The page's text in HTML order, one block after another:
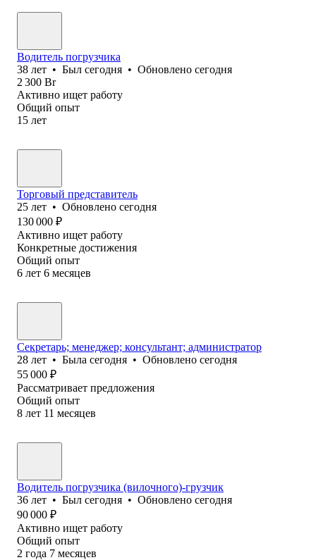
Водитель погрузчика
38 лет • Был сегодня • Обновлено сегодня
2 300 Br
Активно ищет работу
Общий опыт
15 лет
Торговый представитель
25 лет • Обновлено сегодня
130 000 ₽
Активно ищет работу
Конкретные достижения
Общий опыт
6 лет 6 месяцев
Секретарь; менеджер; консультант; администратор
28 лет • Была сегодня • Обновлено сегодня
55 000 ₽
Рассматривает предложения
Общий опыт
8 лет 11 месяцев
Водитель погрузчика (вилочного)-грузчик
36 лет • Был сегодня • Обновлено сегодня
90 000 ₽
Активно ищет работу
Общий опыт
2 года 7 месяцев